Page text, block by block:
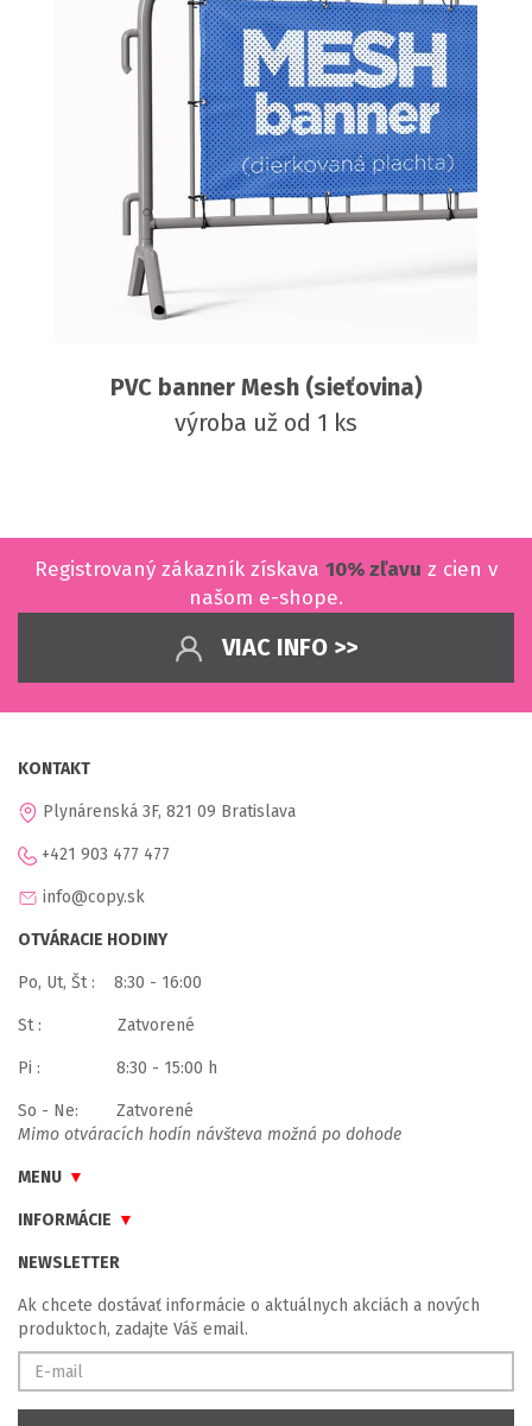
PVC banner Mesh (sieťovina)
výroba už od 1 ks
Registrovaný zákazník získava 10% zľavu z cien v
našom e-shope.
VIAC INFO >>
KONTAKT
Plynárenská 3F, 821 09 Bratislava
+421 903 477 477
info@copy.sk
OTVÁRACIE HODINY
Po, Ut, Št : 8:30 - 16:00
St : Zatvorené
Pi : 8:30 - 15:00 h
So - Ne: Zatvorené
Mimo otváracích hodín návšteva možná po dohode
MENU
INFORMÁCIE
NEWSLETTER
Ak chcete dostávať informácie o aktuálnych akciách a nových
produktoch, zadajte Váš email.